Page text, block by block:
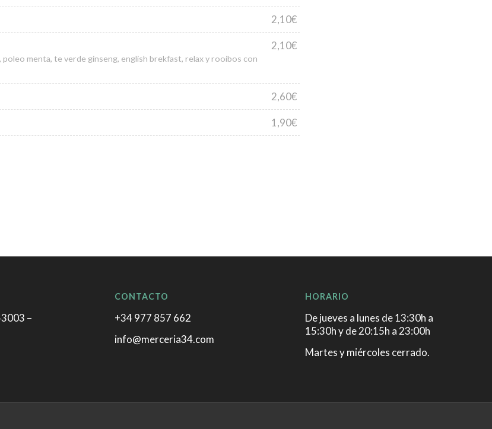
2,10€
2,10€
poleo menta, te verde ginseng, english brekfast, relax y rooibos con
2,60€
1,90€
–
CONTACTO
+34 977 857 662
info@merceria34.com
HORARIO
De jueves a lunes de 13:30h a
15:30h y de 20:15h a 23:00h
Martes y miércoles cerrado.